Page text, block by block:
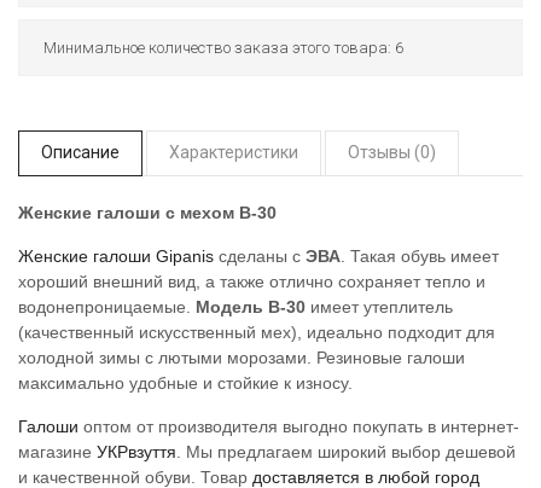
Минимальное количество заказа этого товара: 6
Описание Характеристики Отзывы (0)
Женские галоши с мехом В-30
Женские галоши Gipanis сделаны с ЭВА . Такая обувь имеет
хороший внешний вид, а также отлично сохраняет тепло и
водонепроницаемые. Модель В-30 имеет утеплитель
(качественный искусственный мех), идеально подходит для
холодной зимы с лютыми морозами. Резиновые галоши
максимально удобные и стойкие к износу.
Галоши оптом от производителя выгодно покупать в интернет-
магазине УКРвзуття . Мы предлагаем широкий выбор дешевой
и качественной обуви. Товар доставляется в любой город